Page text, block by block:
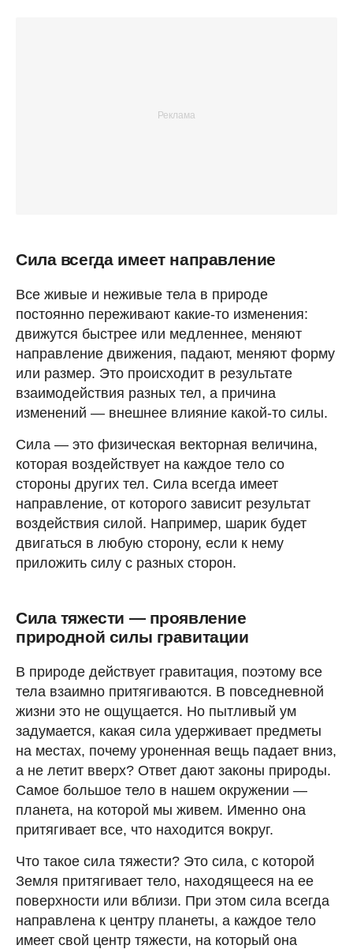
Сила всегда имеет направление
Все живые и неживые тела в природе
постоянно переживают какие-то изменения:
движутся быстрее или медленнее, меняют
направление движения, падают, меняют форму
или размер. Это происходит в результате
взаимодействия разных тел, а причина
изменений — внешнее влияние какой-то силы.
Сила — это физическая векторная величина,
которая воздействует на каждое тело со
стороны других тел. Сила всегда имеет
направление, от которого зависит результат
воздействия силой. Например, шарик будет
двигаться в любую сторону, если к нему
приложить силу с разных сторон.
Сила тяжести — проявление
природной силы гравитации
В природе действует гравитация, поэтому все
тела взаимно притягиваются. В повседневной
жизни это не ощущается. Но пытливый ум
задумается, какая сила удерживает предметы
на местах, почему уроненная вещь падает вниз,
а не летит вверх? Ответ дают законы природы.
Самое большое тело в нашем окружении —
планета, на которой мы живем. Именно она
притягивает все, что находится вокруг.
Что такое сила тяжести? Это сила, с которой
Земля притягивает тело, находящееся на ее
поверхности или вблизи. При этом сила всегда
направлена к центру планеты, а каждое тело
имеет свой центр тяжести, на который она